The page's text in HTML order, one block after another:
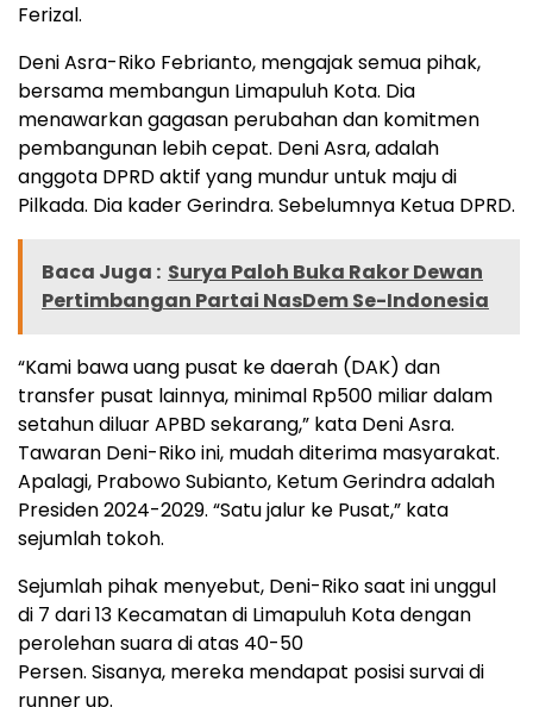
Ferizal.
Deni Asra-Riko Febrianto, mengajak semua pihak,
bersama membangun Limapuluh Kota. Dia
menawarkan gagasan perubahan dan komitmen
pembangunan lebih cepat. Deni Asra, adalah
anggota DPRD aktif yang mundur untuk maju di
Pilkada. Dia kader Gerindra. Sebelumnya Ketua DPRD.
Baca Juga : Surya Paloh Buka Rakor Dewan
Pertimbangan Partai NasDem Se-Indonesia
“Kami bawa uang pusat ke daerah (DAK) dan
transfer pusat lainnya, minimal Rp500 miliar dalam
setahun diluar APBD sekarang,” kata Deni Asra.
Tawaran Deni-Riko ini, mudah diterima masyarakat.
Apalagi, Prabowo Subianto, Ketum Gerindra adalah
Presiden 2024-2029. “Satu jalur ke Pusat,” kata
sejumlah tokoh.
Sejumlah pihak menyebut, Deni-Riko saat ini unggul
di 7 dari 13 Kecamatan di Limapuluh Kota dengan
perolehan suara di atas 40-50
Persen. Sisanya, mereka mendapat posisi survai di
runner up.